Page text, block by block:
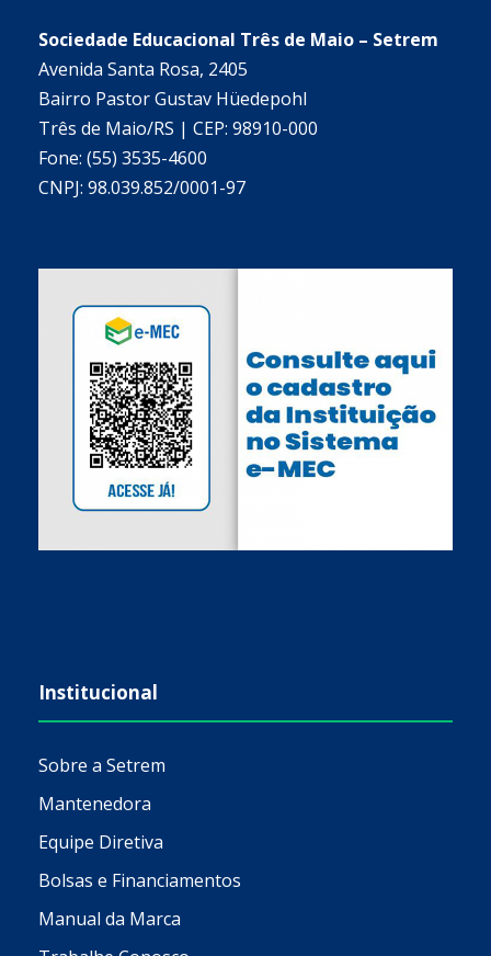
Sociedade Educacional Três de Maio – Setrem
Avenida Santa Rosa, 2405
Bairro Pastor Gustav Hüedepohl
Três de Maio/RS | CEP: 98910-000
Fone: (55) 3535-4600
CNPJ: 98.039.852/0001-97
Institucional
Sobre a Setrem
Mantenedora
Equipe Diretiva
Bolsas e Financiamentos
Manual da Marca